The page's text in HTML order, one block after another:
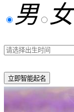
男 女
立即智能起名